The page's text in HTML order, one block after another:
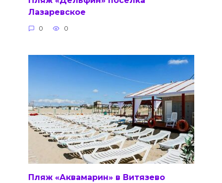
Лазаревское
0 0
Пляж «Аквамарин» в Витязево